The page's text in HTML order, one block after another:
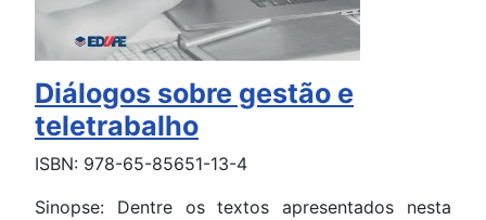
Diálogos sobre gestão e
teletrabalho
ISBN: 978-65-85651-13-4
Sinopse: Dentre os textos apresentados nesta